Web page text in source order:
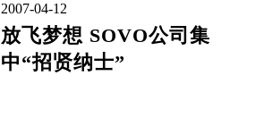
2007-04-12
放飞梦想 SOVO公司集
中“招贤纳士”